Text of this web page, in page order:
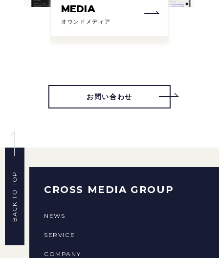
MEDIA
オウンドメディア
お問い合わせ
BACK TO TOP CROSS MEDIA GROUP
NEWS
SERVICE
COMPANY